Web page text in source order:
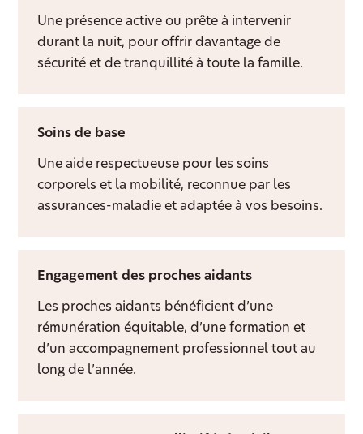
Une présence active ou prête à intervenir
durant la nuit, pour offrir davantage de
sécurité et de tranquillité à toute la famille.
Soins de base
Une aide respectueuse pour les soins
corporels et la mobilité, reconnue par les
assurances-maladie et adaptée à vos besoins.
Engagement des proches aidants
Les proches aidants bénéficient d’une
rémunération équitable, d’une formation et
d’un accompagnement professionnel tout au
long de l’année.